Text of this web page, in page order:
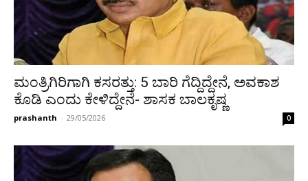
ಮಂತ್ರಿಗಿರಿಗಾಗಿ ಕಸರತ್ತು: 5 ಬಾರಿ ಗೆದ್ದಿದ್ದೇನೆ, ಅವಕಾಶ
ಕೊಡಿ ಎಂದು ಕೇಳಿದ್ದೇನೆ- ಶಾಸಕ ಬಾಲಕೃಷ್ಣ
prashanth - 29/05/2026 0